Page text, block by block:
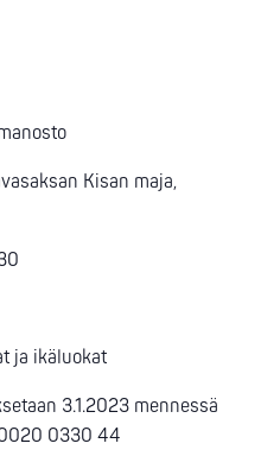
Kisan maja,
ja ikäluokat
3.1.2023 mennessä
0330 44